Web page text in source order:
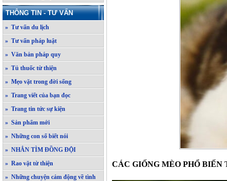
THÔNG TIN - TƯ VẤN
» Tư vấn du lịch
» Tư vấn pháp luật
» Văn bản pháp quy
» Tủ thuốc từ thiện
» Mẹo vặt trong đời sống
» Trang viết của bạn đọc
» Trang tin tức sự kiện
» Sản phẩm mới
» Những con số biết nói
» NHẮN TÌM ĐỒNG ĐỘI
» Rao vặt từ thiện
» Những chuyện cảm động về tình
CÁC GIỐNG MÈO PHỔ